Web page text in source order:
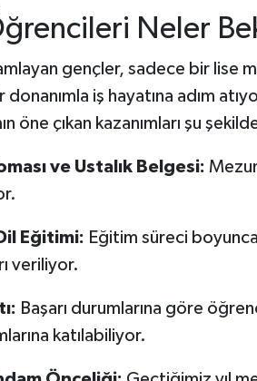
Neler
gençler, sadece bir lise
iş hayatına adım
çıkan kazanımları şu
ve Ustalık Belgesi:
Eğitimi: Eğitim süreci
veriliyor.
Başarı durumlarına göre
katılabiliyor.